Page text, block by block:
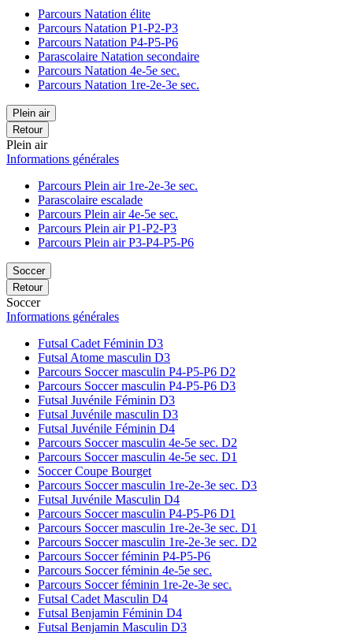
Parcours Natation élite
Parcours Natation P1-P2-P3
Parcours Natation P4-P5-P6
Parascolaire Natation secondaire
Parcours Natation 4e-5e sec.
Parcours Natation 1re-2e-3e sec.
Plein air
Retour
Plein air
Informations générales
Parcours Plein air 1re-2e-3e sec.
Parascolaire escalade
Parcours Plein air 4e-5e sec.
Parcours Plein air P1-P2-P3
Parcours Plein air P3-P4-P5-P6
Soccer
Retour
Soccer
Informations générales
Futsal Cadet Féminin D3
Futsal Atome masculin D3
Parcours Soccer masculin P4-P5-P6 D2
Parcours Soccer masculin P4-P5-P6 D3
Futsal Juvénile Féminin D3
Futsal Juvénile masculin D3
Futsal Juvénile Féminin D4
Parcours Soccer masculin 4e-5e sec. D2
Parcours Soccer masculin 4e-5e sec. D1
Soccer Coupe Bourget
Parcours Soccer masculin 1re-2e-3e sec. D3
Futsal Juvénile Masculin D4
Parcours Soccer masculin P4-P5-P6 D1
Parcours Soccer masculin 1re-2e-3e sec. D1
Parcours Soccer masculin 1re-2e-3e sec. D2
Parcours Soccer féminin P4-P5-P6
Parcours Soccer féminin 4e-5e sec.
Parcours Soccer féminin 1re-2e-3e sec.
Futsal Cadet Masculin D4
Futsal Benjamin Féminin D4
Futsal Benjamin Masculin D3